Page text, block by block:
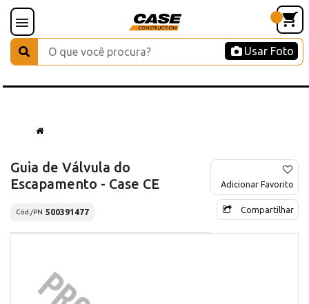
Usar Foto
Guia de Válvula do
Escapamento - Case CE
Cód./PN 500391477
Adicionar Favorito
Compartilhar